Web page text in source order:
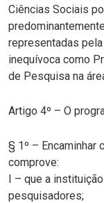
Ciências Sociais
representadas
inequívoca como
de Pesquisa na
Artigo 4º – O
§ 1º – Encaminhar
comprove:
I – que a
pesquisadores;